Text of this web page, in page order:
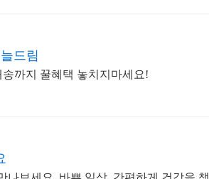
드림
까지 꿀혜택 놓치지마세요!